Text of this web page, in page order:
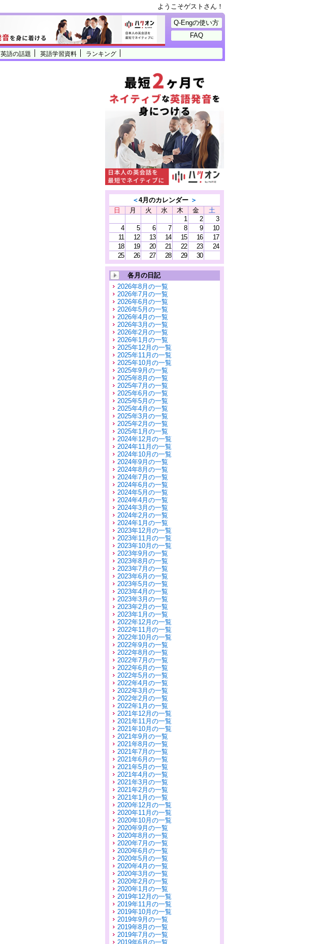
ようこそゲストさん！
英語の話題 英語学習資料 ランキング
Q-Engの使い方
FAQ
＜4月のカレンダー ＞
日
月 火 水 木 金
土
1
2
3
4
5 6 7 8 9
10
11
12 13 14 15 16
17
18
19 20 21 22 23
24
25
26 27 28 29 30
各月の日記
2026年8月の一覧
2026年7月の一覧
2026年6月の一覧
2026年5月の一覧
2026年4月の一覧
2026年3月の一覧
2026年2月の一覧
2026年1月の一覧
2025年12月の一覧
2025年11月の一覧
2025年10月の一覧
2025年9月の一覧
2025年8月の一覧
2025年7月の一覧
2025年6月の一覧
2025年5月の一覧
2025年4月の一覧
2025年3月の一覧
2025年2月の一覧
2025年1月の一覧
2024年12月の一覧
2024年11月の一覧
2024年10月の一覧
2024年9月の一覧
2024年8月の一覧
2024年7月の一覧
2024年6月の一覧
2024年5月の一覧
2024年4月の一覧
2024年3月の一覧
2024年2月の一覧
2024年1月の一覧
2023年12月の一覧
2023年11月の一覧
2023年10月の一覧
2023年9月の一覧
2023年8月の一覧
2023年7月の一覧
2023年6月の一覧
2023年5月の一覧
2023年4月の一覧
2023年3月の一覧
2023年2月の一覧
2023年1月の一覧
2022年12月の一覧
2022年11月の一覧
2022年10月の一覧
2022年9月の一覧
2022年8月の一覧
2022年7月の一覧
2022年6月の一覧
2022年5月の一覧
2022年4月の一覧
2022年3月の一覧
2022年2月の一覧
2022年1月の一覧
2021年12月の一覧
2021年11月の一覧
2021年10月の一覧
2021年9月の一覧
2021年8月の一覧
2021年7月の一覧
2021年6月の一覧
2021年5月の一覧
2021年4月の一覧
2021年3月の一覧
2021年2月の一覧
2021年1月の一覧
2020年12月の一覧
2020年11月の一覧
2020年10月の一覧
2020年9月の一覧
2020年8月の一覧
2020年7月の一覧
2020年6月の一覧
2020年5月の一覧
2020年4月の一覧
2020年3月の一覧
2020年2月の一覧
2020年1月の一覧
2019年12月の一覧
2019年11月の一覧
2019年10月の一覧
2019年9月の一覧
2019年8月の一覧
2019年7月の一覧
2019年6月の一覧